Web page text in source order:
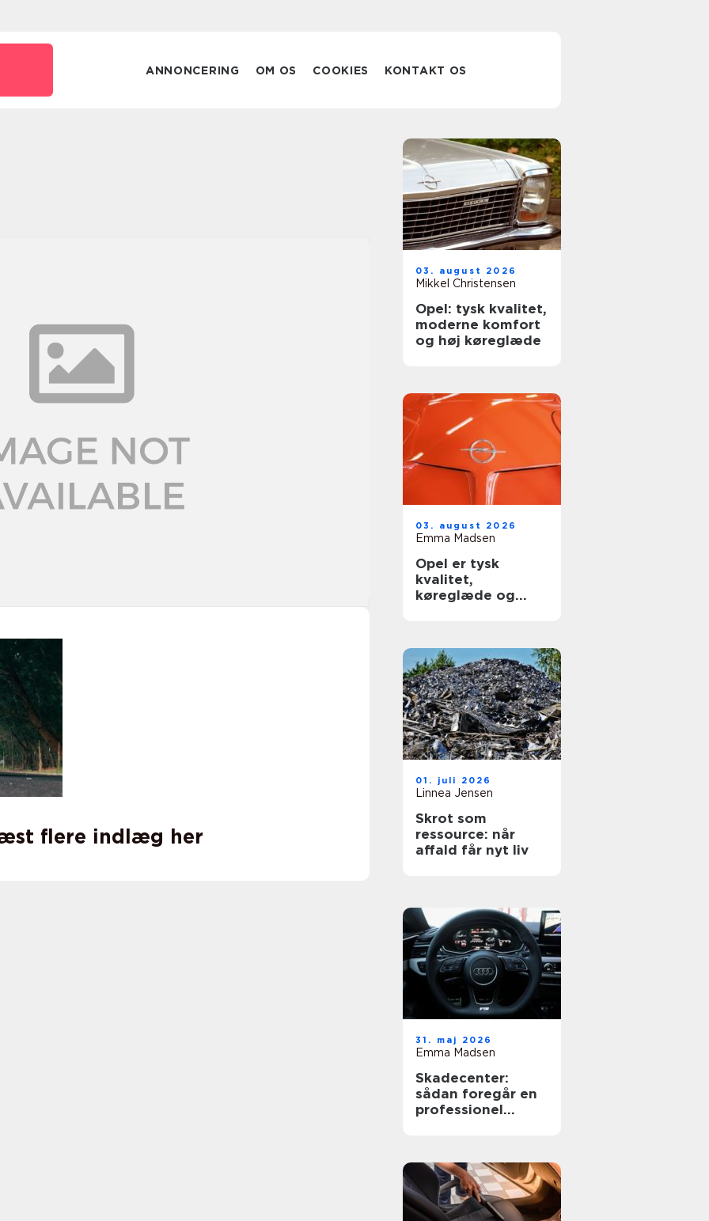
ANNONCERING OM OS COOKIES KONTAKT OS
flere indlæg her
03. august 2026
Mikkel Christensen
Opel: tysk kvalitet,
moderne komfort
og høj køreglæde
03. august 2026
Emma Madsen
Opel er tysk
kvalitet,
køreglæde og
01. juli 2026
Linnea Jensen
Skrot som
ressource: når
affald får nyt liv
31. maj 2026
Emma Madsen
Skadecenter:
sådan foregår en
professionel